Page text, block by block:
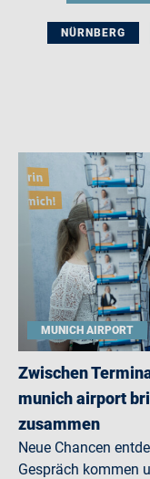
NÜRNBERG
MUNICH AIRPORT
Zwischen
munich airport
zusammen
Neue Chancen
Gespräch kommen